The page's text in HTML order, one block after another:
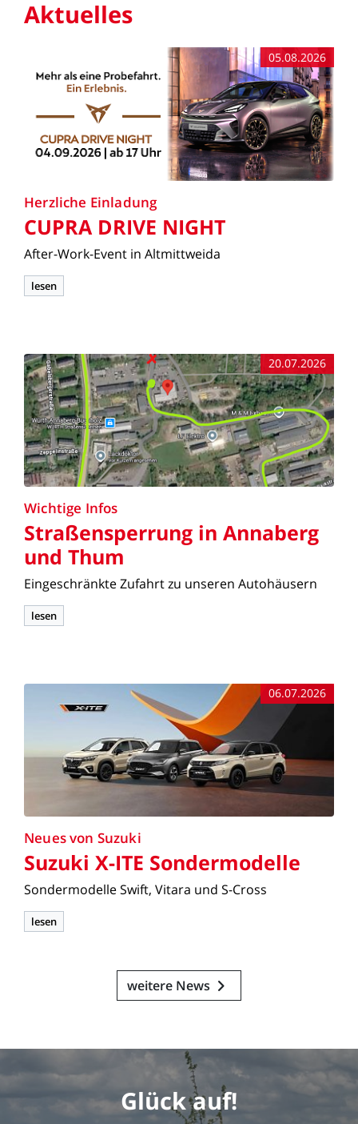
Aktuelles
05.08.2026
Herzliche Einladung
CUPRA DRIVE NIGHT
After-Work-Event in Altmittweida
lesen
20.07.2026
Wichtige Infos
Straßensperrung in Annaberg
und Thum
EingeschränkteZufahrtzu unseren Autohäusern
lesen
06.07.2026
Neuesvon Suzuki
Suzuki X-ITE Sondermodelle
SondermodelleSwift, Vitara und S-Cross
lesen
weitere News
Glück auf!